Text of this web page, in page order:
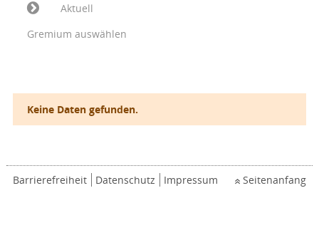
Aktuell
Gremium auswählen
Keine Daten gefunden.
Barrierefreiheit Datenschutz Impressum Seitenanfang